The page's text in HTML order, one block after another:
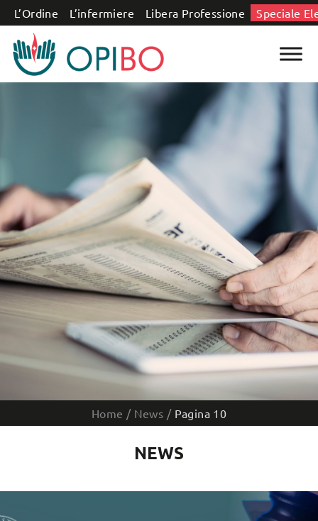
Salta al contenuto
L’Ordine L’infermiere Libera Professione Speciale
Home / News / Pagina 10
NEWS